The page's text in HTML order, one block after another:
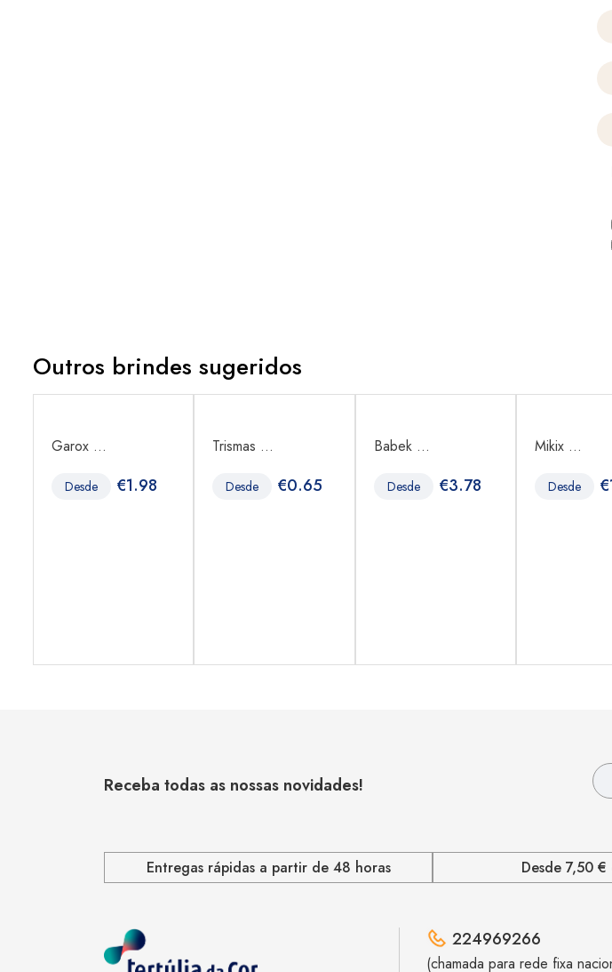
Outros brindes sugeridos
Garox ...
Desde €1.98
Trismas ...
Desde €0.65
Babek ...
Desde €3.78
Mikix ...
Desde €
Receba todas as nossas novidades!
Entregas rápidas a partir de 48 horas Desde 7,50
224969266
(chamada para rede fixa